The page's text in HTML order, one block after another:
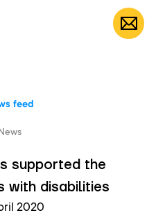
EN
feed
supported the
with disabilities
2020